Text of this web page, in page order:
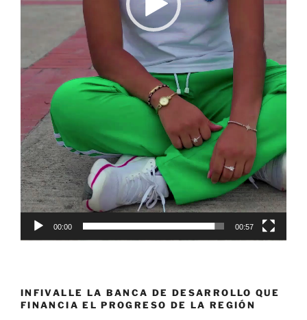
00:00 00:57
INFIVALLE LA BANCA DE DESARROLLO QUE
FINANCIA EL PROGRESO DE LA REGIÓN